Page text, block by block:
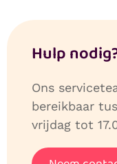
Hulp
Ons
bereikbaar
vrijdag tot